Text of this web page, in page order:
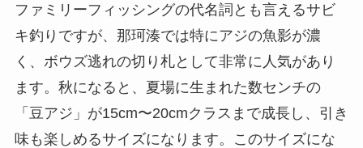
ファミリーフィッシングの代名詞とも言えるサビ
キ釣りですが、那珂湊では特にアジの魚影が濃
く、ボウズ逃れの切り札として非常に人気があり
ます。秋になると、夏場に生まれた数センチの
「豆アジ」が15cm〜20cmクラスまで成長し、引き
味も楽しめるサイズになります。このサイズにな